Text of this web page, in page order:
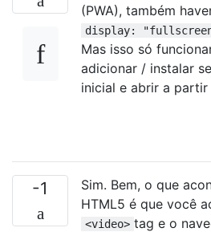
(PWA), também
display:
Mas isso só
adicionar / instalar
inicial e abrir a partir
-1
Sim. Bem, o que
HTML5 é que você
<video> tag e o